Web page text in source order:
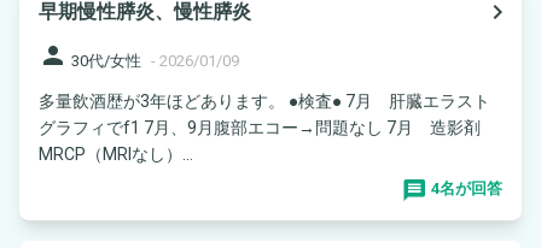
早期慢性膵炎、慢性膵炎
navigate_next
person 30代/女性 - 2026/01/09
多量飲酒歴が3年ほどあります。 ●検査● 7月 肝臓エラスト
グラフィでf1 7月、9月腹部エコー→問題なし 7月 造影剤
MRCP（MRIなし）...
4名が回答